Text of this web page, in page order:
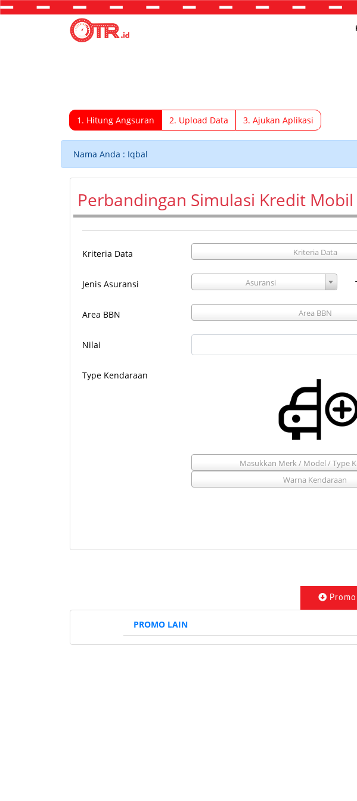
1. Hitung Angsuran 2. Upload Data 3. Ajukan Aplikasi
Nama Anda : Iqbal
Perbandingan Simulasi Kredit Mobil
Kriteria Data Kriteria Data
Jenis Asuransi Asuransi
Area BBN Area BBN
Nilai
Type Kendaraan
Masukkan Merk / Model / Type
Warna Kendaraan